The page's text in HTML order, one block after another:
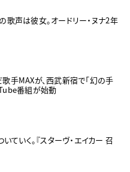
歌声は彼女。オードリー・ヌナ2年
手MAXが、西武新宿で「幻の手
番組が始動
ていく。『スターヴ・エイカー 召